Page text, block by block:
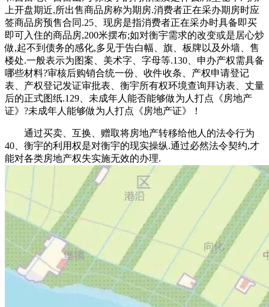
上开盘期近,所出售商品房称为期房.消费者正在采办期房时应
签商品房预售合同.25、现房是指消费者正在采办时具备即买
即可入住的商品房,200米摆布;如对衡宇需求的改变或是居心炒
做,起不到债务的感化,多见于告白幅、旗、板牌以及外墙、售
楼处.一般表示为图案、美术字、字母等.130、申办产权需具备
哪些材料?审核后购销合统一份、收件收条、产权申请登记
表、产权登记发证审批表、衡宇所有权环境查询拜访表、丈量
后的正式图纸.129、未成年人能否能够做为人打点《房地产
证》?未成年人能够做为人打点《房地产证》！
通过买卖、互换、赠取将房地产转移给他人的法令行为
40、衡宇的利用权是对衡宇的现实操纵.通过必然法令契约,才
能对各类房地产权失实施无效的办理.